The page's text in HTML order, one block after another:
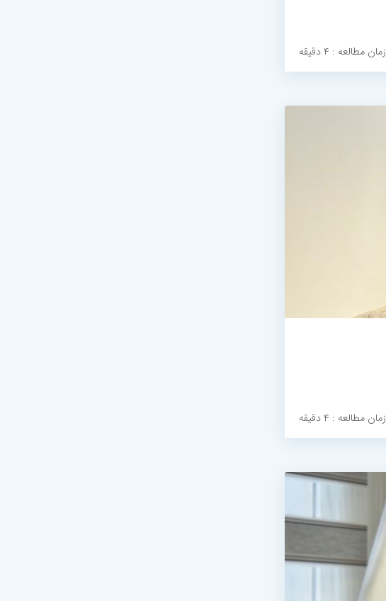
زمان مطالعه : ۴ دقیقه
زمان مطالعه : ۴ دقیقه